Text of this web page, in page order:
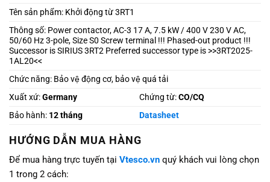
Tên sản phẩm: Khởi động từ 3RT1
Thông số: Power contactor, AC-3 17 A, 7.5 kW / 400 V 230 V AC,
50/60 Hz 3-pole, Size S0 Screw terminal !!! Phased-out product !!!
Successor is SIRIUS 3RT2 Preferred successor type is >>3RT2025-
1AL20<<
Chức năng: Bảo vệ động cơ, bảo vệ quá tải
Xuất xứ:Germany Chứng từ:CO/CQ
Bảo hành: 12 tháng Datasheet
HƯỚNG DẪN MUA HÀNG
Để mua hàng trực tuyến tại Vtesco.vn quý khách vui lòng chọn
1 trong 2 cách: